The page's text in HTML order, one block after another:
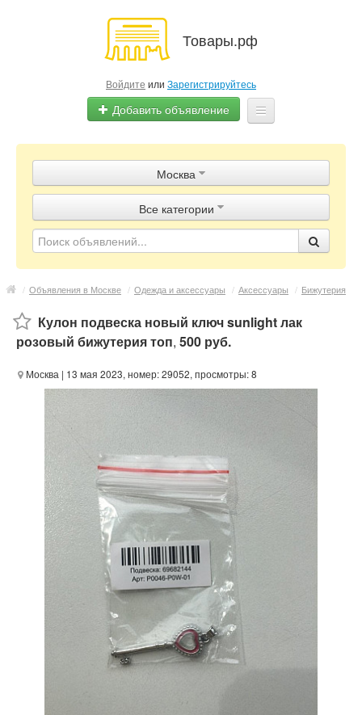
Товары.рф
Войдите или Зарегистрируйтесь
Добавить объявление
Объявления
Магазины
Контакты
Москва
Все категории
/ Объявления в Москве / Одежда и аксессуары / Аксессуары / Бижутерия
Кулон подвеска новый ключ sunlight лак
розовый бижутерия топ, 500 руб.
Москва | 13 мая 2023, номер: 29052, просмотры: 8